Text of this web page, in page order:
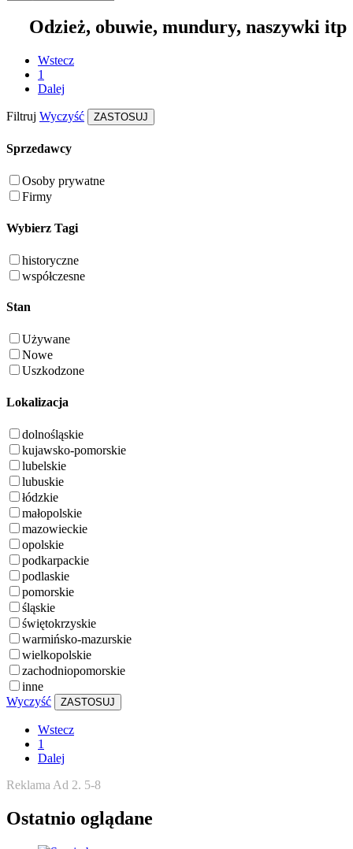
Odzież, obuwie, mundury, naszywki itp
Wstecz
1
Dalej
Filtruj Wyczyść ZASTOSUJ
Sprzedawcy
Osoby prywatne
Firmy
Wybierz Tagi
historyczne
współczesne
Stan
Używane
Nowe
Uszkodzone
Lokalizacja
dolnośląskie
kujawsko-pomorskie
lubelskie
lubuskie
łódzkie
małopolskie
mazowieckie
opolskie
podkarpackie
podlaskie
pomorskie
śląskie
świętokrzyskie
warmińsko-mazurskie
wielkopolskie
zachodniopomorskie
inne
Wyczyść
ZASTOSUJ
Wstecz
1
Dalej
Reklama Ad 2. 5-8
Ostatnio oglądane